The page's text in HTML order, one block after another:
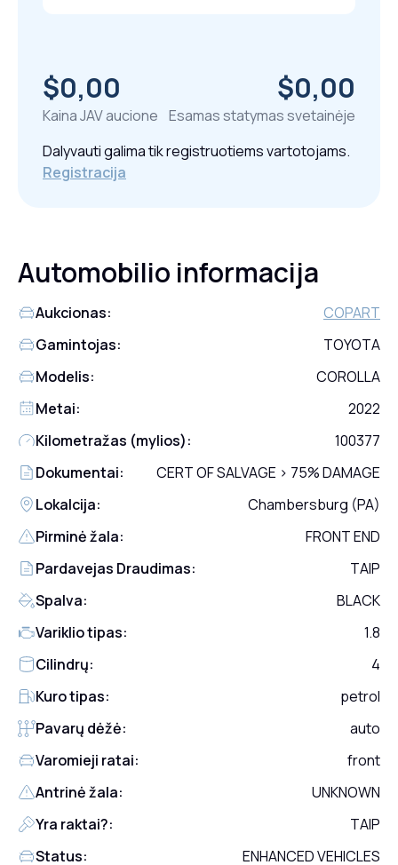
$0,00
Kaina JAV aucione
$0,00
Esamas statymas svetainėje
Dalyvauti galima tik registruotiems vartotojams.
Registracija
Automobilio informacija
Aukcionas:
COPART
Gamintojas:
TOYOTA
Modelis:
COROLLA
Metai:
2022
Kilometražas (mylios):
100377
Dokumentai:
CERT OF SALVAGE > 75% DAMAGE
Lokalcija:
Chambersburg (PA)
Pirminė žala:
FRONT END
Pardavejas Draudimas:
TAIP
Spalva:
BLACK
Variklio tipas:
1.8
Cilindrų:
4
Kuro tipas:
petrol
Pavarų dėžė:
auto
Varomieji ratai:
front
Antrinė žala:
UNKNOWN
Yra raktai?:
TAIP
Status:
ENHANCED VEHICLES